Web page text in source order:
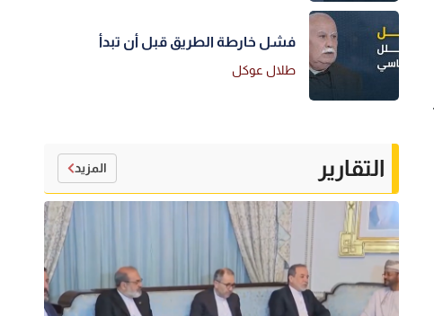
فشل خارطة الطريق قبل أن تبدأ
طلال عوكل
التقارير المزيد